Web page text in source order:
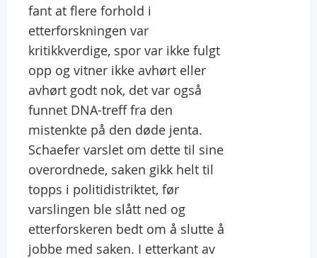
fant at flere forhold i
etterforskningen var
kritikkverdige, spor var ikke fulgt
opp og vitner ikke avhørt eller
avhørt godt nok, det var også
funnet DNA-treff fra den
mistenkte på den døde jenta.
Schaefer varslet om dette til sine
overordnede, saken gikk helt til
topps i politidistriktet, før
varslingen ble slått ned og
etterforskeren bedt om å slutte å
jobbe med saken. I etterkant av